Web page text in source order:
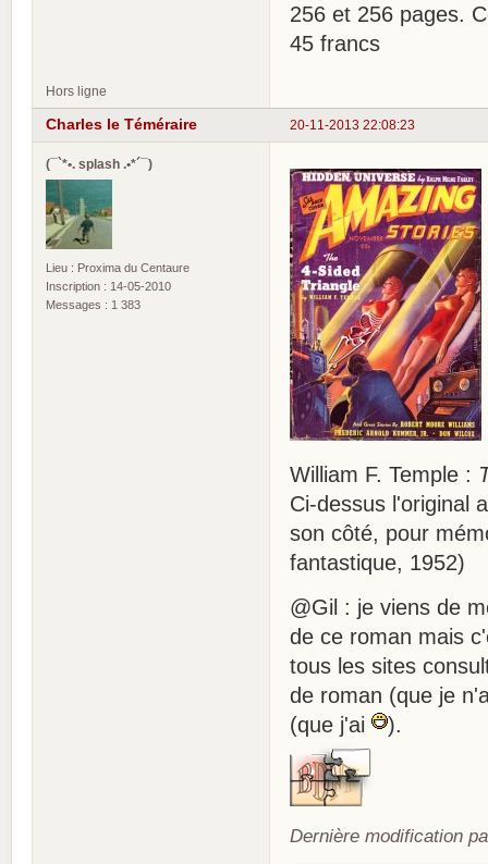
256 et 256 pages.
45 francs
Hors ligne
20-11-2013 22:08:23
Charles le Téméraire
(¯`*•. splash .•*´¯)
Lieu : Proxima du Centaure
Inscription : 14-05-2010
Messages : 1 383
William F. Temple :
Ci-dessus l'original
son côté, pour
fantastique, 1952)
@Gil : je viens de
de ce roman mais
tous les sites
de roman (que je
(que j'ai
).
Dernière modification